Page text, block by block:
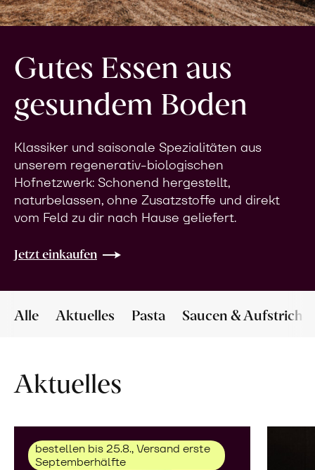
Gutes Essen aus
gesundem Boden
Klassiker und saisonale Spezialitäten aus
unserem regenerativ-biologischen
Hofnetzwerk: Schonend hergestellt,
naturbelassen, ohne Zusatzstoffe und direkt
vom Feld zu dir nach Hause geliefert.
Jetzt einkaufen
Alle Aktuelles Pasta Saucen & Aufstriche
Aktuelles
bestellen bis 25.8., Versand erste
Septemberhälfte